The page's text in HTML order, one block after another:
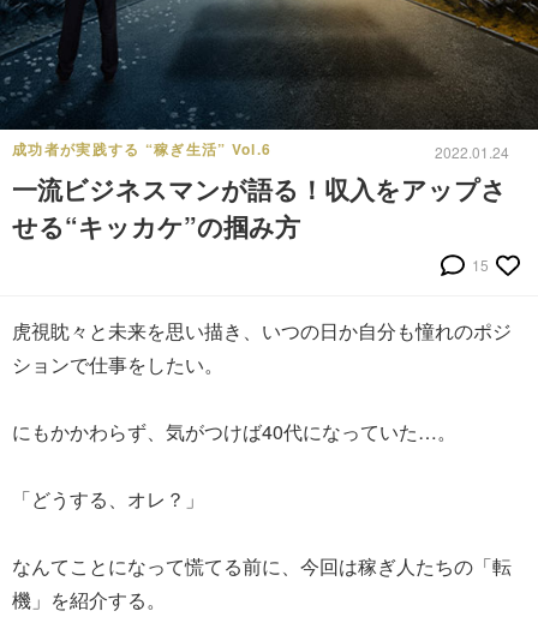
成功者が実践する “稼ぎ生活” Vol.6 2022.01.24
一流ビジネスマンが語る！収入をアップさ
せる“キッカケ”の掴み方
15
虎視眈々と未来を思い描き、いつの日か自分も憧れのポジ
ションで仕事をしたい。
にもかかわらず、気がつけば40代になっていた…。
「どうする、オレ？」
なんてことになって慌てる前に、今回は稼ぎ人たちの「転
機」を紹介する。